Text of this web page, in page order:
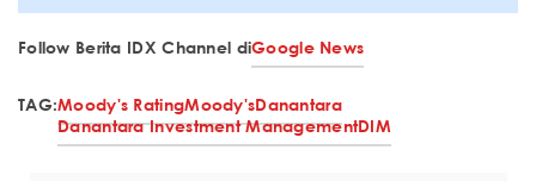
Follow Berita IDX Channel diGoogle News
TAG:Moody's RatingMoody'sDanantara
Danantara Investment ManagementDIM